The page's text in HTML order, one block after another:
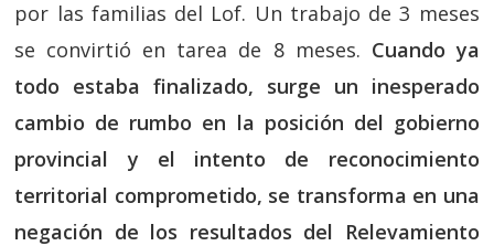
por las familias del Lof. Un trabajo de 3 meses
se convirtió en tarea de 8 meses. Cuando ya
todo estaba finalizado, surge un inesperado
cambio de rumbo en la posición del gobierno
provincial y el intento de reconocimiento
territorial comprometido, se transforma en una
negación de los resultados del Relevamiento